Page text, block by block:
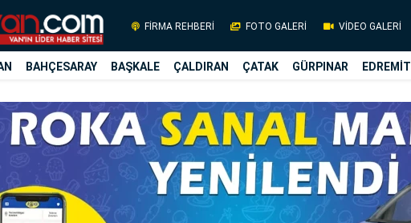
FİRMA REHBERİ FOTO GALERİ VİDEO GALERİ
BAHÇESARAY BAŞKALE ÇALDIRAN ÇATAK GÜRPINAR EDREMİT